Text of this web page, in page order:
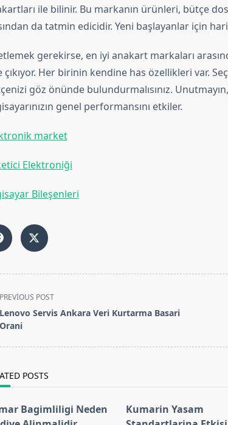
ile bilinir. Bu markanın ürünleri, bütçe
da tatmin edicidir. Yeni başlayanlar için
gerekirse, en iyi anakart markaları
çıkıyor. Her birinin kendine has özellikleri var.
göz önünde bulundurmalısınız.
genel performansını etkiler.
market
Elektroniği
Bileşenleri
PREVIOUS POST
Lenovo Servis Ankara Veri Kurtarma Basari
Orani
POSTS
Bagimliligi Neden
Kumarin Yasam